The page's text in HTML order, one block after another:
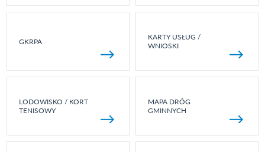
GKRPA
KARTY USŁUG /
WNIOSKI
LODOWISKO / KORT
TENISOWY
MAPA DRÓG
GMINNYCH